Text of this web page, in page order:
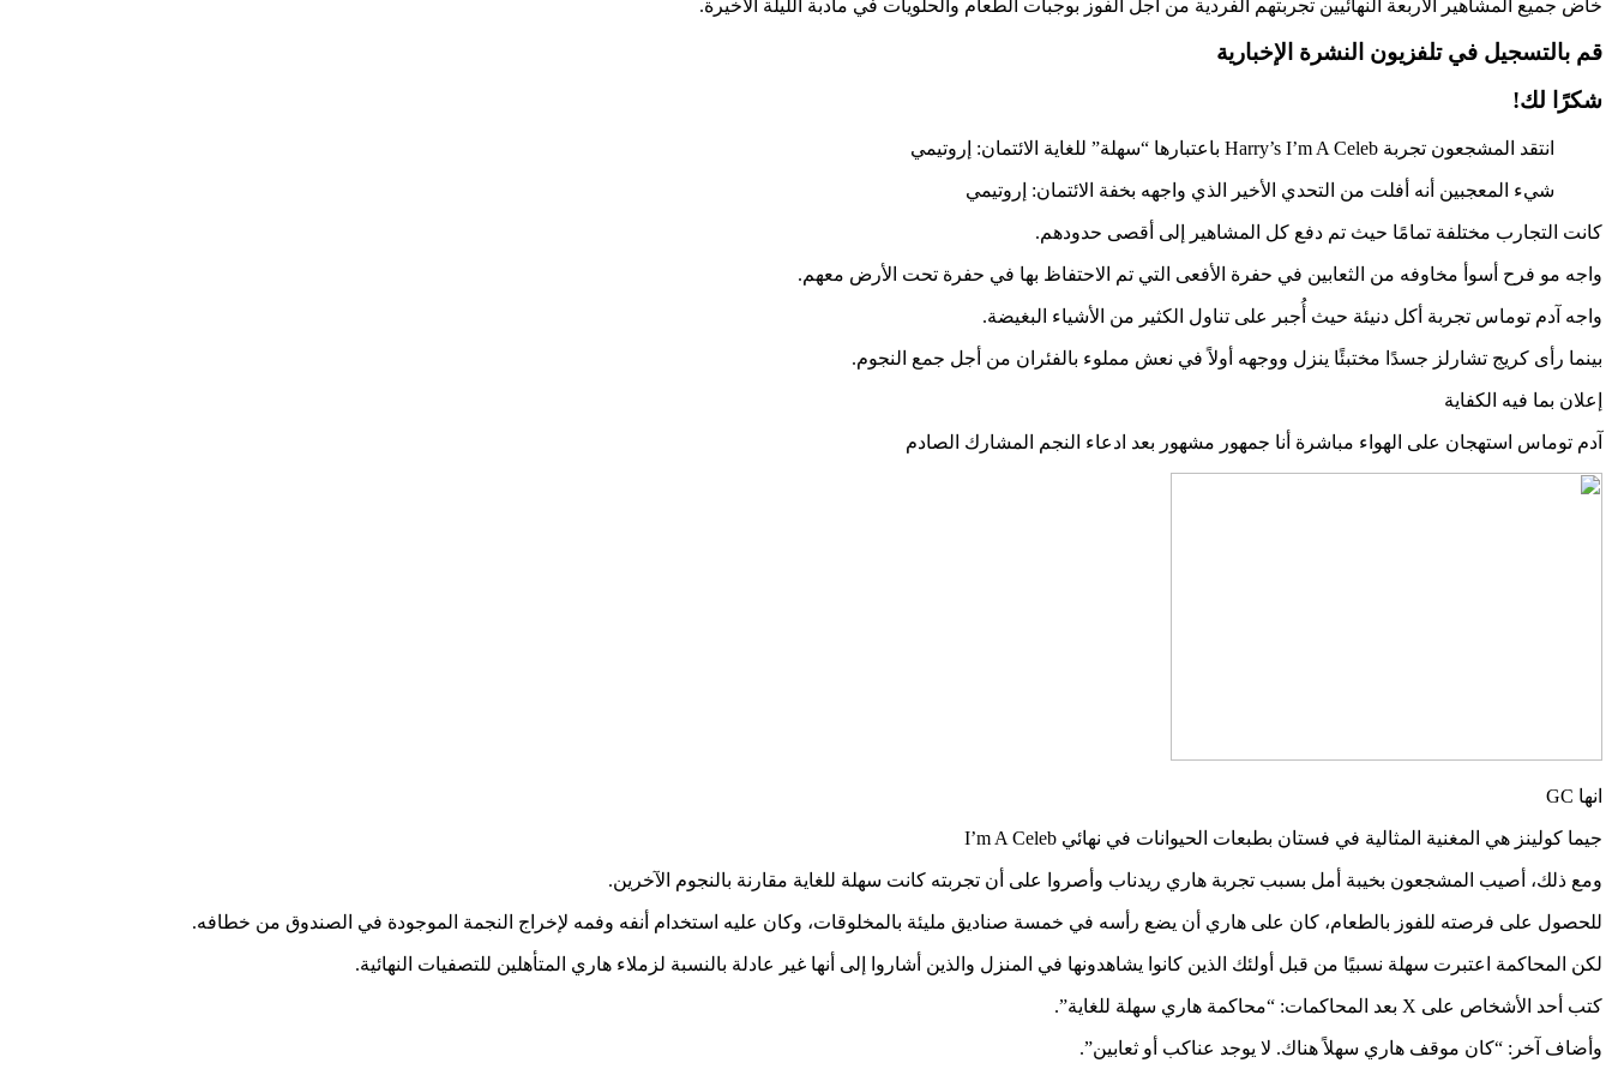
خاض جميع المشاهير الأربعة النهائيين تجربتهم الفردية من أجل الفوز بوجبات الطعام والحلويات في مأدبة الليلة الأخيرة.
قم بالتسجيل فيتلفزيون النشرة الإخبارية
شكرًا لك!
انتقد المشجعون تجربة Harry’s I’m A Celeb باعتبارها “سهلة” للغاية الائتمان: إروتيمي
شيء المعجبين أنه أفلت من التحدي الأخير الذي واجهه بخفة الائتمان: إروتيمي
كانت التجارب مختلفة تمامًا حيث تم دفع كل المشاهير إلى أقصى حدودهم.
واجه مو فرح أسوأ مخاوفه من الثعابين في حفرة الأفعى التي تم الاحتفاظ بها في حفرة تحت الأرض معهم.
واجه آدم توماس تجربة أكل دنيئة حيث أُجبر على تناول الكثير من الأشياء البغيضة.
بينما رأى كريج تشارلز جسدًا مختبئًا ينزل ووجهه أولاً في نعش مملوء بالفئران من أجل جمع النجوم.
إعلان بما فيه الكفاية
آدم توماس استهجان على الهواء مباشرة أنا جمهور مشهور بعد ادعاء النجم المشارك الصادم
انها GC
جيما كولينز هي المغنية المثالية في فستان بطبعات الحيوانات في نهائي I’m A Celeb
ومع ذلك، أصيب المشجعون بخيبة أمل بسبب تجربة هاري ريدناب وأصروا على أن تجربته كانت سهلة للغاية مقارنة بالنجوم الآخرين.
للحصول على فرصته للفوز بالطعام، كان على هاري أن يضع رأسه في خمسة صناديق مليئة بالمخلوقات، وكان عليه استخدام أنفه وفمه لإخراج النجمة الموجودة في الصندوق من خطافه.
لكن المحاكمة اعتبرت سهلة نسبيًا من قبل أولئك الذين كانوا يشاهدونها في المنزل والذين أشاروا إلى أنها غير عادلة بالنسبة لزملاء هاري المتأهلين للتصفيات النهائية.
كتب أحد الأشخاص على X بعد المحاكمات: “محاكمة هاري سهلة للغاية”.
وأضاف آخر: “كان موقف هاري سهلاً هناك. لا يوجد عناكب أو ثعابين”.